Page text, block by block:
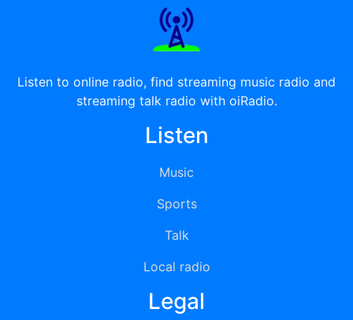
Listen to online radio, find streaming music radio and
streaming talk radio with oiRadio.
Listen
Music
Sports
Talk
Local radio
Legal